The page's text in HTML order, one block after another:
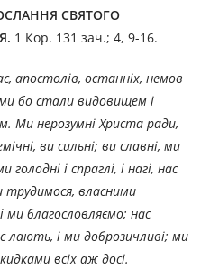
СВЯТОГО
1 Кор. 131 зач.; 4, 9-16.
апостолів, останніх, немов
бо стали видовищем і
Ми нерозумні Христа ради,
ви сильні; ви славні, ми
і спраглі, і нагі, нас
трудимося, власними
благословляємо; нас
лають, і ми доброзичливі; ми
всіх аж досі.